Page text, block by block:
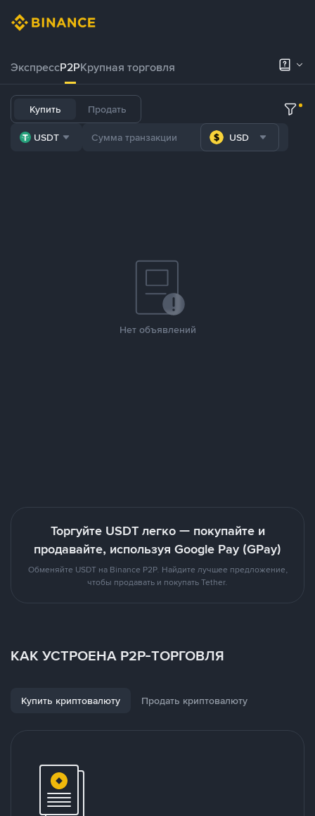
ЭкспрессP2PКрупная торговля
Купить Продать
USDT USD
Нет объявлений
Торгуйте USDT легко — покупайте и
продавайте, используя Google Pay (GPay)
Обменяйте USDT на Binance P2P. Найдите лучшее предложение,
чтобы продавать и покупать Tether.
КАК УСТРОЕНА P2P-ТОРГОВЛЯ
Купить криптовалюту Продать криптовалюту